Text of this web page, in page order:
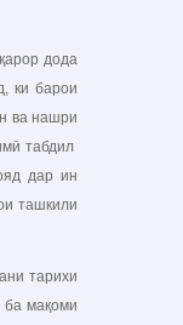
дода
ки барои
ва нашри
табдил
дар ин
ташкили
тарихи
ба мақоми